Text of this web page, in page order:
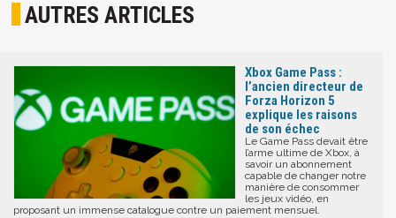
AUTRES ARTICLES
Xbox Game Pass :
l’ancien directeur de
Forza Horizon 5
explique les raisons
de son échec
Le Game Pass devait être
l’arme ultime de Xbox, à
savoir un abonnement
capable de changer notre
manière de consommer
les jeux vidéo, en
proposant un immense catalogue contre un paiement mensuel.